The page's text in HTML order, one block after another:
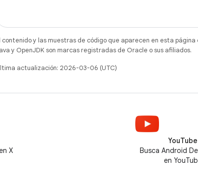
contenido y las muestras de código que aparecen en esta
y OpenJDK son marcas registradas de Oracle o sus afiliados.
actualización: 2026-03-06 (UTC)
X
YouTube
Busca Android
en